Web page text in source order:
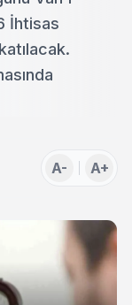
İhtisas
A- A+